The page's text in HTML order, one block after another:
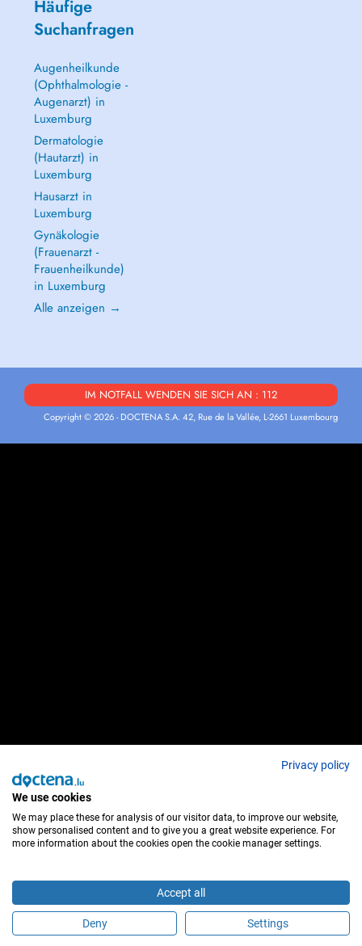
Sind Sie dieser Behandler?
Häufige
Suchanfragen
Augenheilkunde
(Ophthalmologie -
Augenarzt) in
Luxemburg
Dermatologie
(Hautarzt) in
Luxemburg
Hausarzt in
Luxemburg
Gynäkologie
(Frauenarzt -
Frauenheilkunde)
in Luxemburg
Alle anzeigen →
IM NOTFALL WENDEN SIE SICH AN : 112
Copyright © 2026 - DOCTENA S.A. 42, Rue de la Vallée, L-2661 Luxembourg
Privacy policy
We use cookies
We may place these for analysis of our visitor data, to improve our website,
show personalised content and to give you a great website experience. For
more information about the cookies open the cookie manager settings.
Accept all
Deny Settings